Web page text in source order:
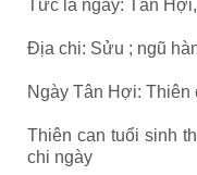
Tức là ngày: Tân
Địa chi: Sửu ; ngũ
Ngày Tân Hợi: Thiên
Thiên can tuổi sinh
chi ngày